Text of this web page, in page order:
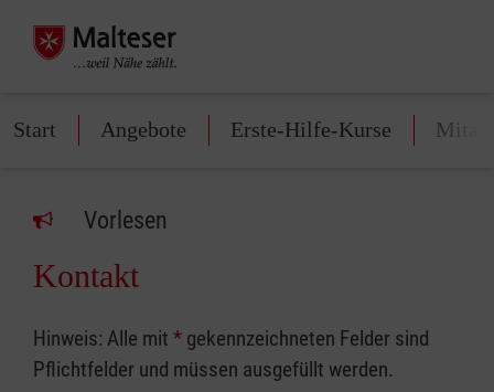
Start Angebote Erste-Hilfe-Kurse
Vorlesen
Kontakt
Hinweis: Alle mit * gekennzeichneten Felder sind
Pflichtfelder und müssen ausgefüllt werden.